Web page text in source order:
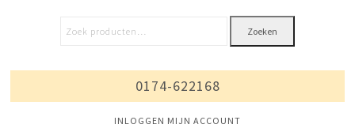
Zoeken
0174-622168
INLOGGEN MIJN ACCOUNT